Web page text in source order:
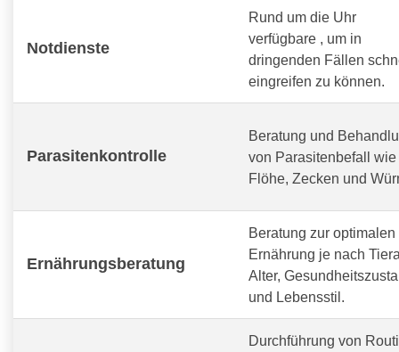
Notdienste
Rund um die Uhr
verfügbare , um in
dringenden Fällen
eingreifen zu können.
Parasitenkontrolle
Beratung und
von Parasitenbefall wie
Flöhe, Zecken und
Ernährungsberatung
Beratung zur optimalen
Ernährung je nach
Alter,
und Lebensstil.
Durchführung von